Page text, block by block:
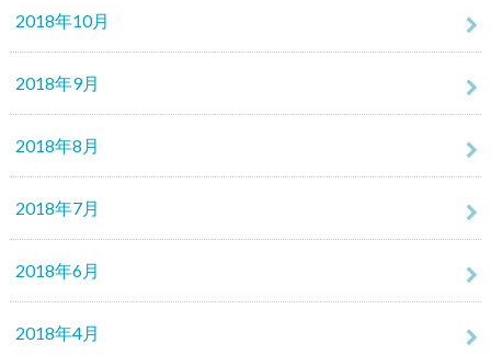
2018年10月
2018年9月
2018年8月
2018年7月
2018年6月
2018年4月